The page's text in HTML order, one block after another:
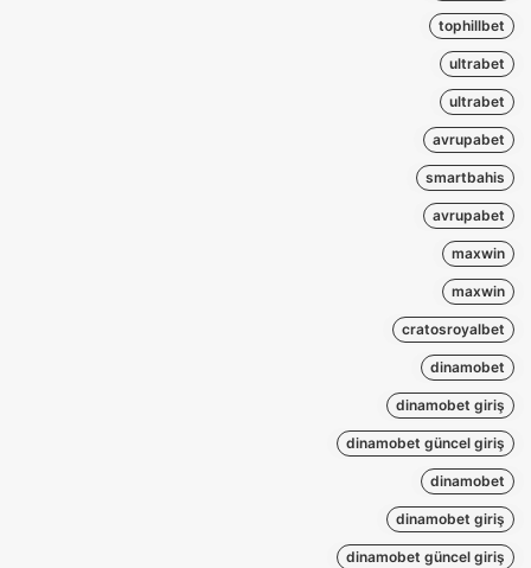
tophillbet
ultrabet
ultrabet
avrupabet
smartbahis
avrupabet
maxwin
maxwin
cratosroyalbet
dinamobet
dinamobet giriş
dinamobet güncel giriş
dinamobet
dinamobet giriş
dinamobet güncel giriş